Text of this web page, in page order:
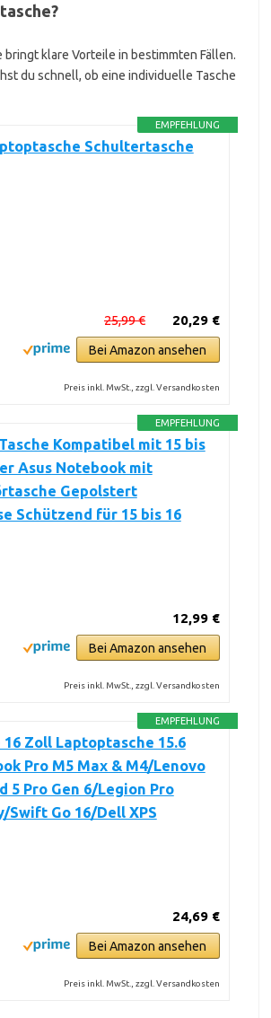
klare Vorteile in bestimmten Fällen.
du schnell, ob eine individuelle Tasche
EMPFEHLUNG
Schultertasche
20,29 €
25,99 €
Bei Amazon ansehen
Preis inkl. MwSt., zzgl. Versandkosten
EMPFEHLUNG
Kompatibel mit 15 bis
Asus Notebook mit
Gepolstert
Schützend für 15 bis 16
12,99 €
Bei Amazon ansehen
Preis inkl. MwSt., zzgl. Versandkosten
EMPFEHLUNG
Zoll Laptoptasche 15.6
Pro M5 Max & M4/Lenovo
5 Pro Gen 6/Legion Pro
Swift Go 16/Dell XPS
24,69 €
Bei Amazon ansehen
Preis inkl. MwSt., zzgl. Versandkosten